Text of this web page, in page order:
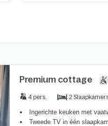
Premium cottage
4 pers. 2
Ingerichte keuken met
Tweede TV in één